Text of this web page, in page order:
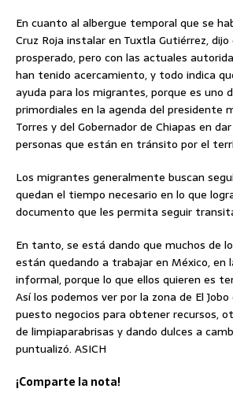
En cuanto al albergue temporal que se
Cruz Roja instalar en Tuxtla Gutiérrez, dijo
prosperado, pero con las actuales
han tenido acercamiento, y todo indica
ayuda para los migrantes, porque es uno
primordiales en la agenda del presidente
Torres y del Gobernador de Chiapas en
personas que están en tránsito por el
Los migrantes generalmente buscan
quedan el tiempo necesario en lo que
documento que les permita seguir
En tanto, se está dando que muchos de
están quedando a trabajar en México, en
informal, porque lo que ellos quieren es
Así los podemos ver por la zona de El
puesto negocios para obtener recursos,
de limpiaparabrisas y dando dulces a
puntualizó. ASICH
¡Comparte la nota!